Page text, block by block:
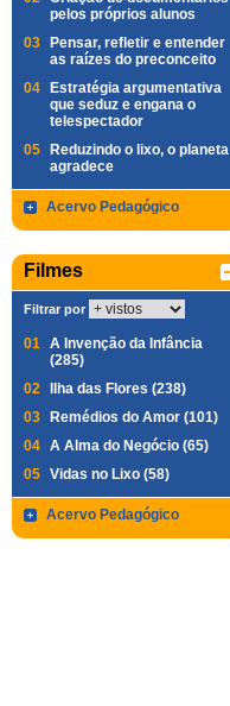
pelos próprios alunos
03
Pensar, refletir e entender
as raízes do preconceito
04
Estratégia argumentativa
que seduz e engana o
telespectador
05
Reduzindo o lixo, o planeta
agradece
Acervo Pedagógico
Filmes
Filtrar por
01 A Invenção da Infância
(285)
02
Ilha das Flores (238)
03
Remédios do Amor (101)
04 A Alma do Negócio (65)
05 Vidas no Lixo (58)
Acervo Pedagógico